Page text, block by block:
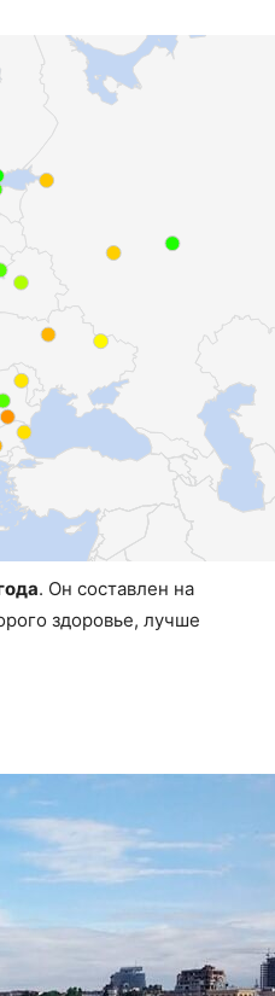
. Он составлен на
здоровье, лучше